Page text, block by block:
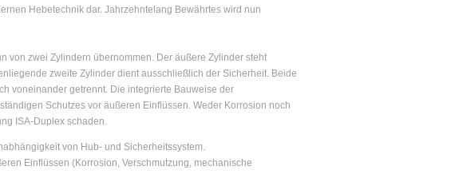
Hebetechnik dar. Jahrzehntelang Bewährtes wird nun
von zwei Zylindern übernommen. Der äußere Zylinder steht
zweite Zylinder dient ausschließlich der Sicherheit. Beide
voneinander getrennt. Die integrierte Bauweise der
Schutzes vor äußeren Einflüssen. Weder Korrosion noch
ISA-Duplex schaden.
von Hub- und Sicherheitssystem.
Einflüssen (Korrosion, Verschmutzung, mechanische